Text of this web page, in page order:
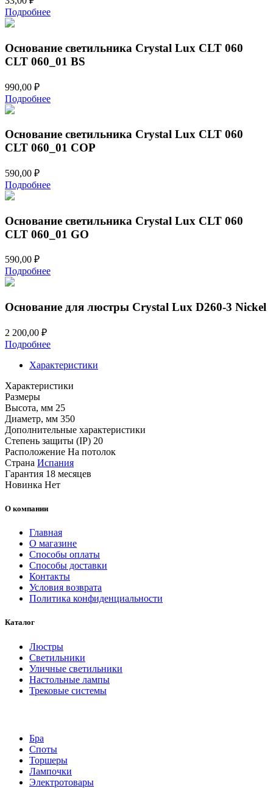
Подробнее
Основание светильника Crystal Lux CLT 060
CLT 060_01 BS
990,00 ₽
Подробнее
Основание светильника Crystal Lux CLT 060
CLT 060_01 COP
590,00 ₽
Подробнее
Основание светильника Crystal Lux CLT 060
CLT 060_01 GO
590,00 ₽
Подробнее
Основание для люстры Crystal Lux D260-3 Nickel
2 200,00 ₽
Подробнее
Характеристики
Характеристики
Размеры
Высота, мм 25
Диаметр, мм 350
Дополнительные характеристики
Степень защиты (IP) 20
Расположение На потолок
Страна Испания
Гарантия 18 месяцев
Новинка Нет
О компании
Главная
О магазине
Способы оплаты
Способы доставки
Контакты
Условия возврата
Политика конфиденциальности
Каталог
Люстры
Светильники
Уличные светильники
Настольные лампы
Трековые системы
Бра
Споты
Торшеры
Лампочки
Электротовары